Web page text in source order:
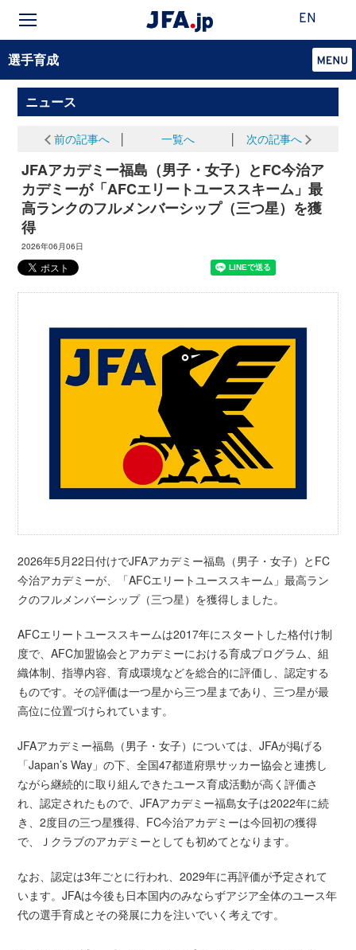
EN
選手育成
ニュース
前の記事へ 一覧へ 次の記事へ
JFAアカデミー福島（男子・女子）とFC今治ア
カデミーが「AFCエリートユーススキーム」最
高ランクのフルメンバーシップ（三つ星）を獲
得
2026年06月06日
2026年5月22日付けでJFAアカデミー福島（男子・女子）とFC
今治アカデミーが、「AFCエリートユーススキーム」最高ラン
クのフルメンバーシップ（三つ星）を獲得しました。
AFCエリートユーススキームは2017年にスタートした格付け制
度で、AFC加盟協会とアカデミーにおける育成プログラム、組
織体制、指導内容、育成環境などを総合的に評価し、認定する
ものです。その評価は一つ星から三つ星まであり、三つ星が最
高位に位置づけられています。
JFAアカデミー福島（男子・女子）については、JFAが掲げる
「Japan’s Way」の下、全国47都道府県サッカー協会と連携し
ながら継続的に取り組んできたユース育成活動が高く評価さ
れ、認定されたもので、JFAアカデミー福島女子は2022年に続
き、2度目の三つ星獲得、FC今治アカデミーは今回初の獲得
で、Ｊクラブのアカデミーとしても初めてとなります。
なお、認定は3年ごとに行われ、2029年に再評価が予定されて
います。JFAは今後も日本国内のみならずアジア全体のユース年
代の選手育成とその発展に力を注いでいく考えです。